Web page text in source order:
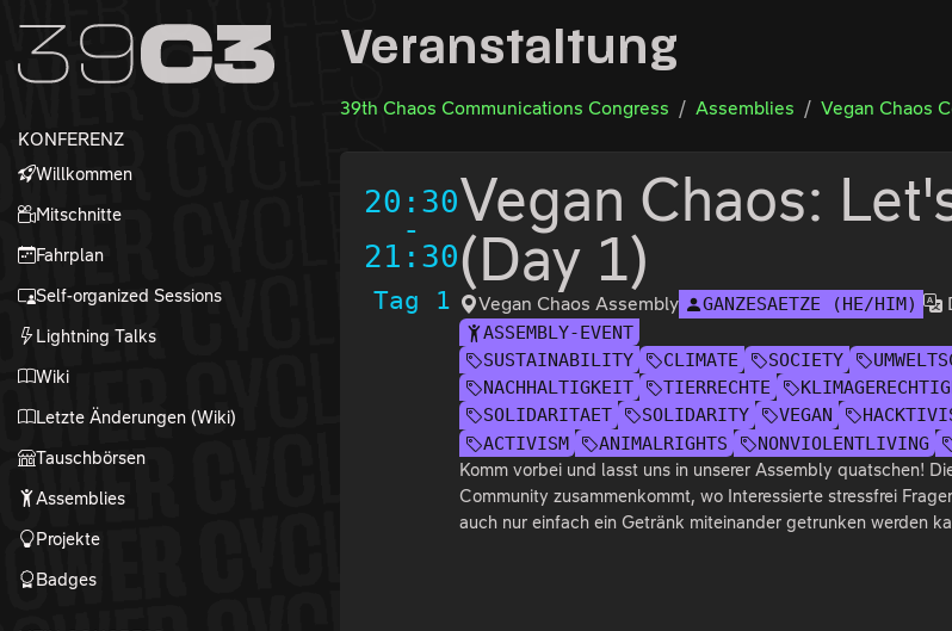
Zum Inhalt
Zum Footer
KONFERENZ
Willkommen
Mitschnitte
Fahrplan
Self-organized Sessions
Lightning Talks
Wiki
Letzte Änderungen (Wiki)
Tauschbörsen
Assemblies
Projekte
Badges
Veranstaltung
39th Chaos Communications Congress Assemblies Vegan Chaos
20:30
-
21:30
Tag 1
Vegan Chaos:
(Day 1)
Vegan Chaos Assembly GANZESAETZE (HE/HIM)
ASSEMBLY-EVENT
SUSTAINABILITY
CLIMATE SOCIETY
NACHHALTIGKEIT
TIERRECHTE
SOLIDARITAET
SOLIDARITY VEGAN
ACTIVISM
ANIMALRIGHTS NONVIOLENTLIVING
Komm vorbei und lasst uns in unserer Assembly quatschen!
Community zusammenkommt, wo Interessierte stressfrei
auch nur einfach ein Getränk miteinander getrunken werden